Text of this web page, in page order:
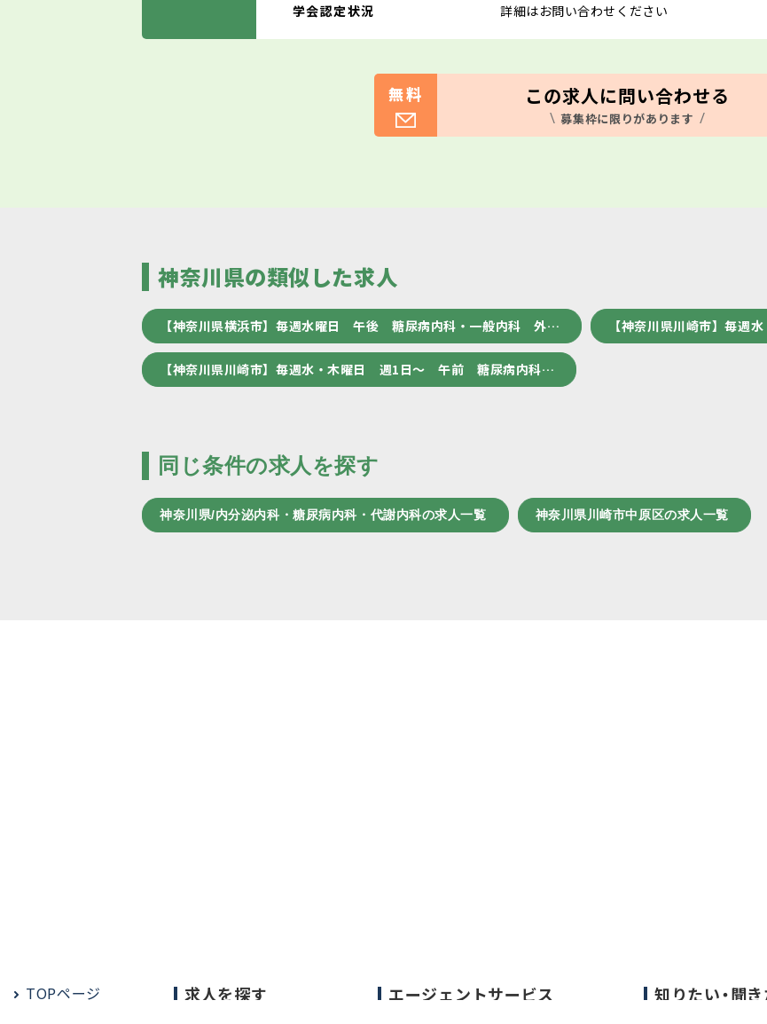
学会認定状況 詳細はお問い合わせください
無料 この求人に問い合わせる
募集枠に限りがあります
神奈川県の類似した求人
【神奈川県横浜市】毎週水曜日 午後 糖尿病内科・一般内科 外… 【神奈川県川崎市】毎
【神奈川県川崎市】毎週水・木曜日 週1日～ 午前 糖尿病内科…
同じ条件の求人を探す
神奈川県/内分泌内科・糖尿病内科・代謝内科の求人一覧 神奈川県川崎市中原区の求人一覧
TOPページ 求人を探す エージェントサービス 知りたい・聞